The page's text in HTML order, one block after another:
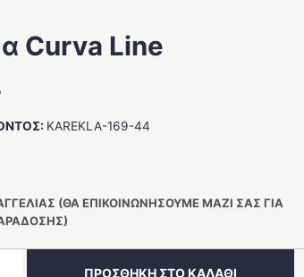
Curva Line
KAREKLA-169-44
(ΘΑ ΕΠΙΚΟΙΝΩΝΉΣΟΥΜΕ ΜΑΖΊ ΣΑΣ ΓΙΑ
ΠΡΟΣΘΉΚΗ ΣΤΟ ΚΑΛΆΘΙ